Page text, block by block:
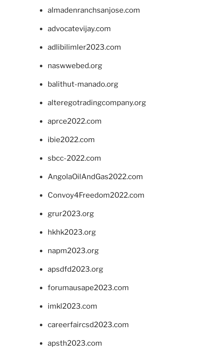
almadenranchsanjose.com
advocatevijay.com
adlibilimler2023.com
naswwebed.org
balithut-manado.org
alteregotradingcompany.org
aprce2022.com
ibie2022.com
sbcc-2022.com
AngolaOilAndGas2022.com
Convoy4Freedom2022.com
grur2023.org
hkhk2023.org
napm2023.org
apsdfd2023.org
forumausape2023.com
imkl2023.com
careerfaircsd2023.com
apsth2023.com